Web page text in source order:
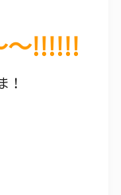
～!!!!!!
！